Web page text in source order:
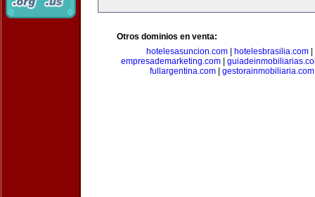
Otros dominios en venta:
hotelesasuncion.com| hotelesbrasilia.com|
empresademarketing.com|
fullargentina.com
gestorainmobiliaria.com